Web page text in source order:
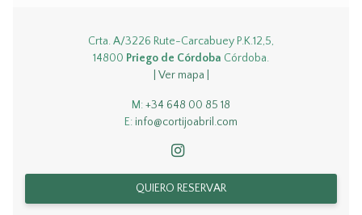
Crta. A/3226 Rute-Carcabuey P.K.12,5,
14800 Priego de Córdoba Córdoba.
| Ver mapa |
M:+34 648 00 85 18
E: info@cortijoabril.com
QUIERO RESERVAR